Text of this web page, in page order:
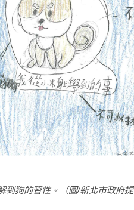
狗的習性。（圖/新北市政府提